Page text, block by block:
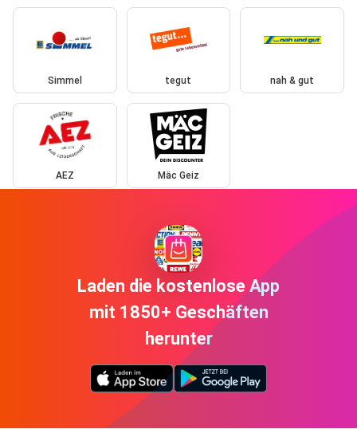
Simmel tegut nah & gut
AEZ Mäc Geiz
Laden die kostenlose App
mit 1850+ Geschäften
herunter